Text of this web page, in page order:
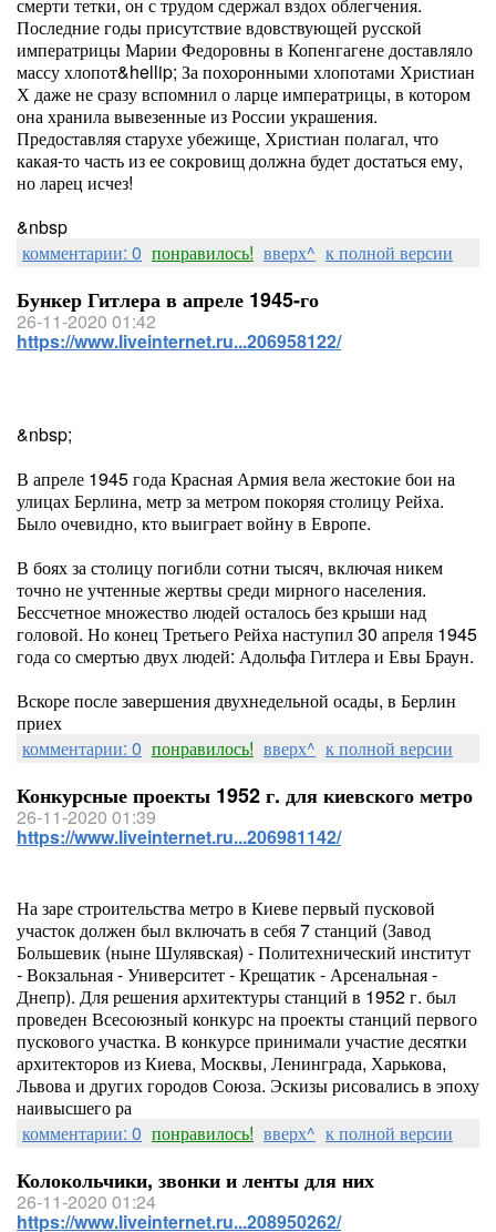
Последние годы присутствие вдовствующей русской
императрицы Марии Федоровны в Копенгагене доставляло
массу хлопот&hellip; За похоронными хлопотами Христиан
Х даже не сразу вспомнил о ларце императрицы, в котором
она хранила вывезенные из России украшения.
Предоставляя старухе убежище, Христиан полагал, что
какая-то часть из ее сокровищ должна будет достаться ему,
но ларец исчез!
&nbsp
комментарии: 0 понравилось! вверх^ к полной версии
Бункер Гитлера в апреле 1945-го
26-11-2020 01:42
https://www.liveinternet.ru...206958122/
&nbsp;
В апреле 1945 года Красная Армия вела жестокие бои на
улицах Берлина, метр за метром покоряя столицу Рейха.
Было очевидно, кто выиграет войну в Европе.
В боях за столицу погибли сотни тысяч, включая никем
точно не учтенные жертвы среди мирного населения.
Бессчетное множество людей осталось без крыши над
головой. Но конец Третьего Рейха наступил 30 апреля 1945
года со смертью двух людей: Адольфа Гитлера и Евы Браун.
Вскоре после завершения двухнедельной осады, в Берлин
приех
комментарии: 0 понравилось! вверх^ к полной версии
Конкурсные проекты 1952 г. для киевского метро
26-11-2020 01:39
https://www.liveinternet.ru...206981142/
На заре строительства метро в Киеве первый пусковой
участок должен был включать в себя 7 станций (Завод
Большевик (ныне Шулявская) - Политехнический институт
- Вокзальная - Университет - Крещатик - Арсенальная -
Днепр). Для решения архитектуры станций в 1952 г. был
проведен Всесоюзный конкурс на проекты станций первого
пускового участка. В конкурсе принимали участие десятки
архитекторов из Киева, Москвы, Ленинграда, Харькова,
Львова и других городов Союза. Эскизы рисовались в эпоху
наивысшего ра
комментарии: 0 понравилось! вверх^ к полной версии
Колокольчики, звонки и ленты для них
26-11-2020 01:24
https://www.liveinternet.ru...208950262/